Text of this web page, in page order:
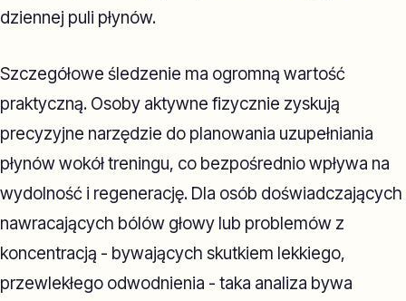
dziennej puli płynów.
Szczegółowe śledzenie ma ogromną wartość
praktyczną. Osoby aktywne fizycznie zyskują
precyzyjne narzędzie do planowania uzupełniania
płynów wokół treningu, co bezpośrednio wpływa na
wydolność i regenerację. Dla osób doświadczających
nawracających bólów głowy lub problemów z
koncentracją - bywających skutkiem lekkiego,
przewlekłego odwodnienia - taka analiza bywa